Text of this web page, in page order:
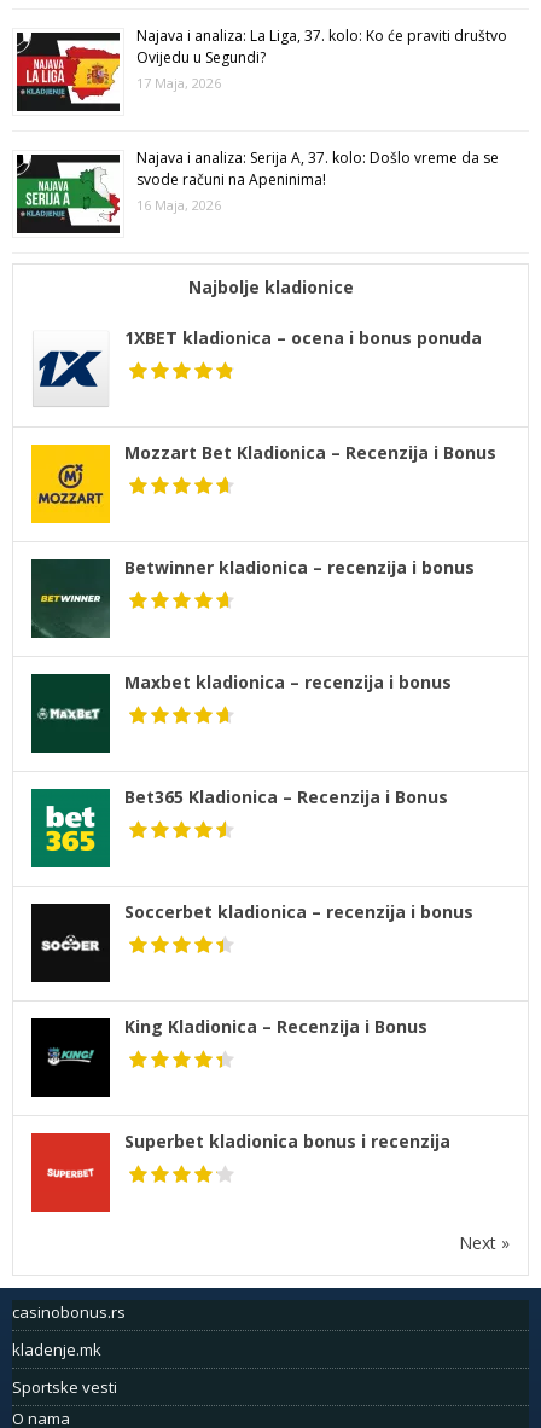
Najava i analiza: La Liga, 37. kolo: Ko će praviti društvo
Ovijedu u Segundi?
17 Maja, 2026
Najava i analiza: Serija A, 37. kolo: Došlo vreme da se
svode računi na Apeninima!
16 Maja, 2026
Najbolje kladionice
1XBET kladionica – ocena i bonus ponuda
Mozzart Bet Kladionica – Recenzija i Bonus
Betwinner kladionica – recenzija i bonus
Maxbet kladionica – recenzija i bonus
Bet365 Kladionica – Recenzija i Bonus
Soccerbet kladionica – recenzija i bonus
King Kladionica – Recenzija i Bonus
Superbet kladionica bonus i recenzija
Next »
casinobonus.rs
kladenje.mk
Sportske vesti
O nama